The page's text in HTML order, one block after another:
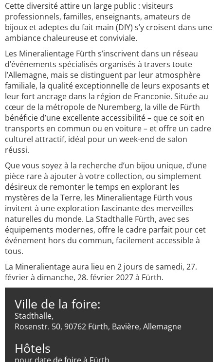
Cette diversité attire un large public : visiteurs
professionnels, familles, enseignants, amateurs de
bijoux et adeptes du fait main (DIY) s’y croisent dans une
ambiance chaleureuse et conviviale.
Les Mineralientage Fürth s’inscrivent dans un réseau
d’événements spécialisés organisés à travers toute
l’Allemagne, mais se distinguent par leur atmosphère
familiale, la qualité exceptionnelle de leurs exposants et
leur fort ancrage dans la région de Franconie. Située au
cœur de la métropole de Nuremberg, la ville de Fürth
bénéficie d’une excellente accessibilité – que ce soit en
transports en commun ou en voiture – et offre un cadre
culturel attractif, idéal pour un week-end de salon
réussi.
Que vous soyez à la recherche d’un bijou unique, d’une
pièce rare à ajouter à votre collection, ou simplement
désireux de remonter le temps en explorant les
mystères de la Terre, les Mineralientage Fürth vous
invitent à une exploration fascinante des merveilles
naturelles du monde. La Stadthalle Fürth, avec ses
équipements modernes, offre le cadre parfait pour cet
événement hors du commun, facilement accessible à
tous.
La Mineralientage aura lieu en 2 jours de samedi, 27.
février à dimanche, 28. février 2027 à Fürth.
Ville de la foire:
Stadthalle,
Rosenstr. 50, 90762 Fürth, Bavière, Allemagne
Hôtels